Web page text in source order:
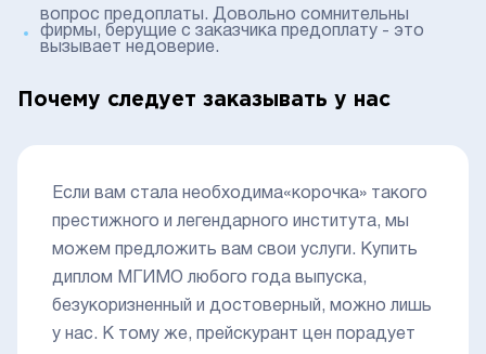
вопрос предоплаты. Довольно сомнительны
фирмы, берущие с заказчика предоплату - это
вызывает недоверие.
Почему следует заказывать у нас
Если вам стала необходима«корочка» такого
престижного и легендарного института, мы
можем предложить вам свои услуги. Купить
диплом МГИМО любого года выпуска,
безукоризненный и достоверный, можно лишь
у нас. К тому же, прейскурант цен порадует